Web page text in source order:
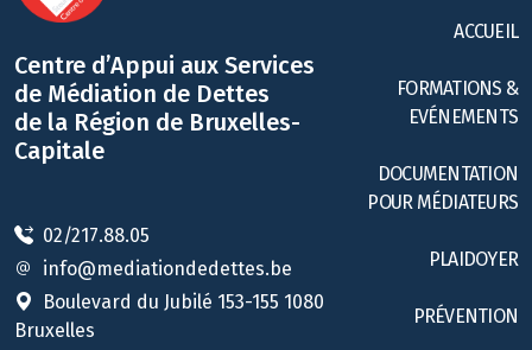
Centre d’Appui aux Services
de Médiation de Dettes
de la Région de Bruxelles-
Capitale
02/217.88.05
info@mediationdedettes.be
Boulevard du Jubilé 153-155 1080
Bruxelles
ACCUEIL
FORMATIONS &
EVÉNEMENTS
DOCUMENTATION
POUR MÉDIATEURS
PLAIDOYER
PRÉVENTION